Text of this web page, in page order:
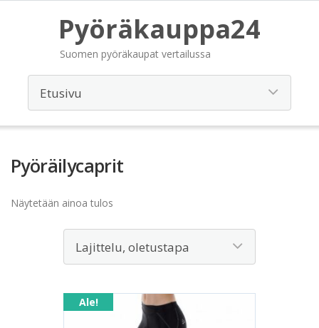
Pyöräkauppa24
Suomen pyöräkaupat vertailussa
Pyöräilycaprit
Näytetään ainoa tulos
Ale!